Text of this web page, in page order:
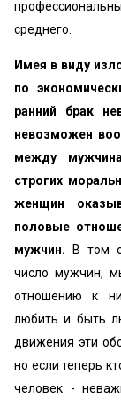
среднего.
Имея в виду
по
ранний брак
невозможен
между
строгих
женщин
половые
мужчин. В том
число мужчин,
отношению к
любить и быть
движения эти
но если теперь
человек -